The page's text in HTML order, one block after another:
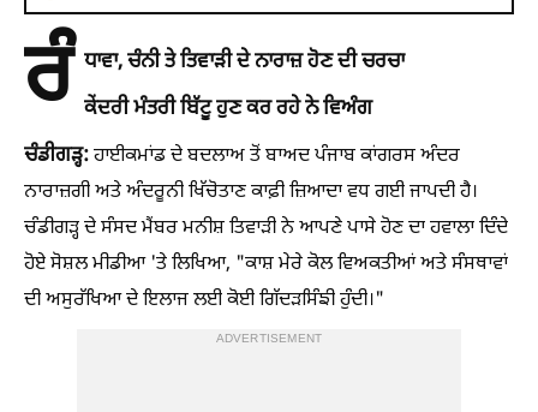
ਰੰ ਧਾਵਾ, ਚੰਨੀ ਤੇ ਤਿਵਾੜੀ ਦੇ ਨਾਰਾਜ਼ ਹੋਣ ਦੀ ਚਰਚਾ
ਕੇਂਦਰੀ ਮੰਤਰੀ ਬਿੱਟੂ ਹੁਣ ਕਰ ਰਹੇ ਨੇ ਵਿਅੰਗ
ਚੰਡੀਗੜ੍ਹ:ਹਾਈਕਮਾਂਡ ਦੇ ਬਦਲਾਅ ਤੋਂ ਬਾਅਦ ਪੰਜਾਬ ਕਾਂਗਰਸ ਅੰਦਰ
ਨਾਰਾਜ਼ਗੀ ਅਤੇ ਅੰਦਰੂਨੀ ਖਿੱਚੋਤਾਣ ਕਾਫ਼ੀ ਜ਼ਿਆਦਾ ਵਧ ਗਈ ਜਾਪਦੀ ਹੈ।
ਚੰਡੀਗੜ੍ਹ ਦੇ ਸੰਸਦ ਮੈਂਬਰ ਮਨੀਸ਼ ਤਿਵਾੜੀ ਨੇ ਆਪਣੇ ਪਾਸੇ ਹੋਣ ਦਾ ਹਵਾਲਾ ਦਿੰਦੇ
ਹੋਏ ਸੋਸ਼ਲ ਮੀਡੀਆ 'ਤੇ ਲਿਖਿਆ, "ਕਾਸ਼ ਮੇਰੇ ਕੋਲ ਵਿਅਕਤੀਆਂ ਅਤੇ ਸੰਸਥਾਵਾਂ
ਦੀ ਅਸੁਰੱਖਿਆ ਦੇ ਇਲਾਜ ਲਈ ਕੋਈ ਗਿੱਦੜਸਿੰਙੀ ਹੁੰਦੀ।"
ADVERTISEMENT